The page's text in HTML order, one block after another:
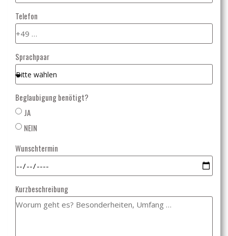
Telefon
Sprachpaar
Beglaubigung benötigt?
JA
NEIN
Wunschtermin
Kurzbeschreibung